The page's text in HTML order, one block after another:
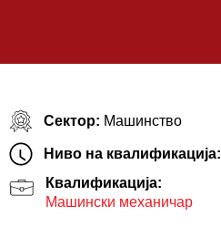
Сектор: Машинство
Ниво на квалификација:
Квалификација:
Машински механичар